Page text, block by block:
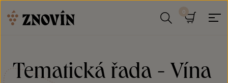
Tematická řada - Vína